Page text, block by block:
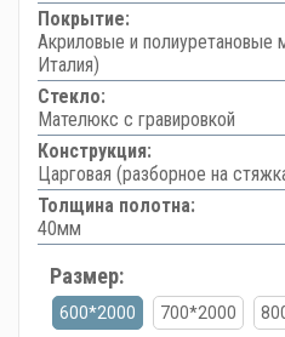
Покрытие:
Акриловые и полиуретановые
Италия)
Стекло:
Мателюкс с гравировкой
Конструкция:
Царговая (разборное на
Толщина полотна:
40мм
Размер:
600*2000 700*2000